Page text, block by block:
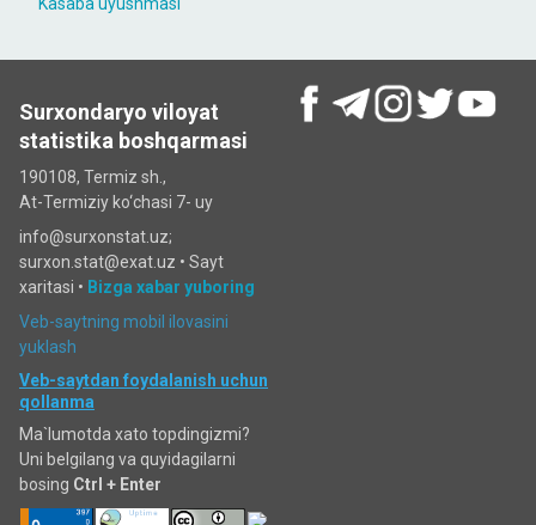
Surxondaryo viloyat
statistika boshqarmasi
190108, Termiz sh.,
At-Termiziy ko‘chasi 7- uy
info@surxonstat.uz;
surxon.stat@exat.uz • Sayt
xaritasi • Bizga xabar yuboring
Veb-saytning mobil ilovasini
yuklash
Veb-saytdan foydalanish uchun
qollanma
Ma`lumotda xato topdingizmi?
Uni belgilang va quyidagilarni
bosing Ctrl + Enter